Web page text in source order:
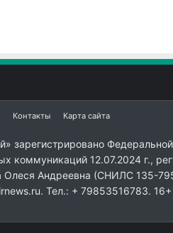
Контакты Карта сайта
зарегистрировано
коммуникаций 12.07.2024 г.,
Олеся Андреевна (СНИЛС 135-
Тел.: + 79853516783. 16+